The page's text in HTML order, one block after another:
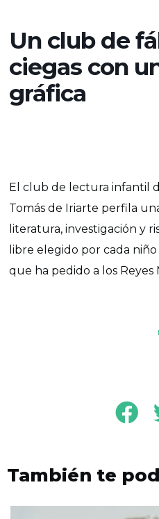
Un club de
ciegas con
gráfica
El club de lectura infantil
Tomás de Iriarte perfila
literatura, investigación y
libre elegido por cada
que ha pedido a los Reyes
También te